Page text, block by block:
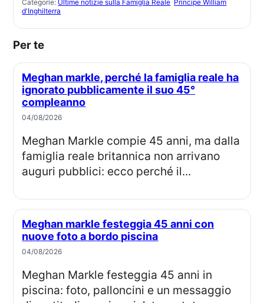
Categorie: Ultime notizie sulla Famiglia Reale Principe William
d'Inghilterra
Per te
Meghan markle, perché la famiglia reale ha
ignorato pubblicamente il suo 45°
compleanno
04/08/2026
Meghan Markle compie 45 anni, ma dalla
famiglia reale britannica non arrivano
auguri pubblici: ecco perché il...
Meghan markle festeggia 45 anni con
nuove foto a bordo piscina
04/08/2026
Meghan Markle festeggia 45 anni in
piscina: foto, palloncini e un messaggio